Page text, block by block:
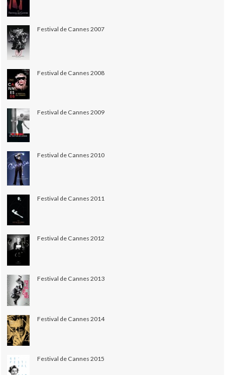
Festival de Cannes 2007
Festival de Cannes 2008
Festival de Cannes 2009
Festival de Cannes 2010
Festival de Cannes 2011
Festival de Cannes 2012
Festival de Cannes 2013
Festival de Cannes 2014
Festival de Cannes 2015